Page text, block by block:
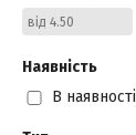
Наявність
В наявності